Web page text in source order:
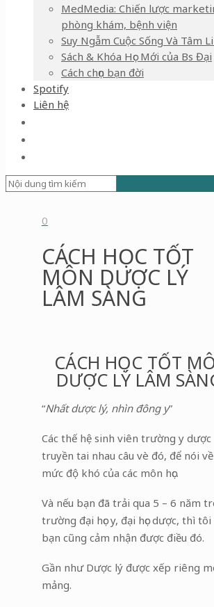
MedMedia: Chiến lược
phòng khám, bệnh viện
Suy Ngẫm Cuộc Sống Và Tâm
Sách & Khóa Học Mới của Bs Đại
Cách chọn bạn đời
Spotify
Liên hệ
0
CÁCH HỌC TỐT
MÔN DƯỢC LÝ
LÂM SÀNG
CÁCH HỌC TỐT
DƯỢC LÝ LÂM
“Nhất dược lý, nhìn đông y”
Các thế hệ sinh viên trường y dược
truyền tai nhau câu vè đó, để nói về
mức độ khó của các môn học.
Và nếu bạn đã trải qua 5 – 6 năm
trường đại học y, đại học dược, thì
bạn cũng cảm nhận được điều đó.
Gần như Dược lý được xếp riêng
mảng.